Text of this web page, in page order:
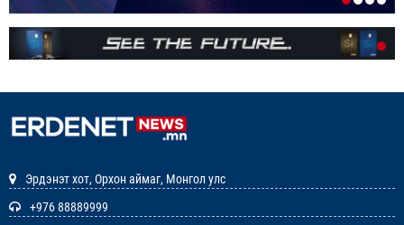
ЭНЭ ЖИЛ БҮХ НИЙТЭЭРЭЭ 15 ХОНОГ АМРАХ
НЬ
1-р сар. 7, 2026, 3:41 p.m.
ШАГНАЛ ХҮРТЛЭЭ
ЗАРЛАЛ
Эрдэнэт хот, Орхон аймаг, Монгол улс
+976 88889999